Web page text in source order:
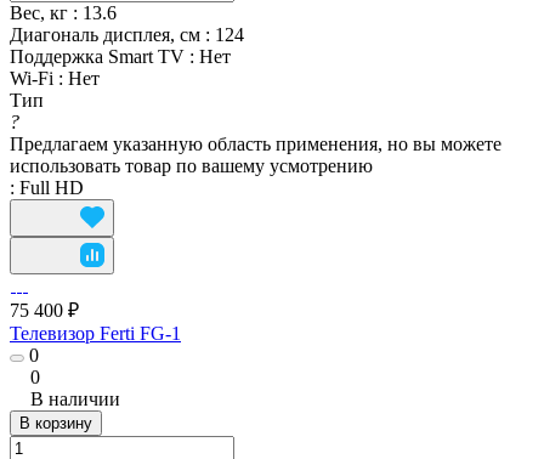
Вес, кг : 13.6
Диагональ дисплея, см : 124
Поддержка Smart TV : Нет
Wi-Fi : Нет
Тип
?
Предлагаем указанную область применения, но вы можете
использовать товар по вашему усмотрению
: Full HD
75 400 ₽
Телевизор Ferti FG-1
0
0
В наличии
В корзину